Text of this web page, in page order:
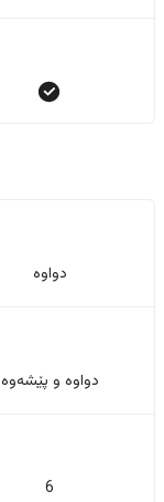
دواوە
دواوە و پێشەوە
6